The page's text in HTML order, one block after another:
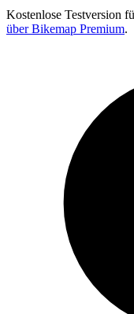
Kostenlose Testversion
über Bikemap Premium.